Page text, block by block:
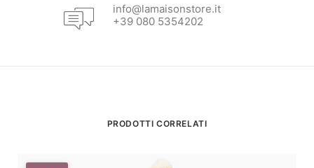
info@lamaisonstore.it
+39 080 5354202
PRODOTTI CORRELATI